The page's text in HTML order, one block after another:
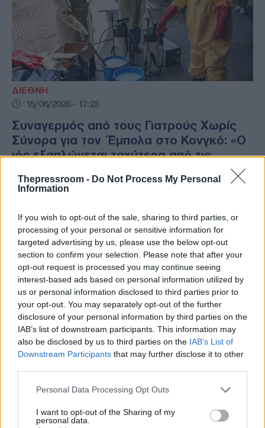
Thepressroom - Do Not Process My Personal
Information
If you wish to opt-out of the sale, sharing to third parties, or
processing of your personal or sensitive information for
targeted advertising by us, please use the below opt-out
section to confirm your selection. Please note that after your
opt-out request is processed you may continue seeing
interest-based ads based on personal information utilized by
us or personal information disclosed to third parties prior to
your opt-out. You may separately opt-out of the further
disclosure of your personal information by third parties on the
IAB’s list of downstream participants. This information may
also be disclosed by us to third parties on the IAB’s List of
Downstream Participants that may further disclose it to other
Please note that this website/app uses one or more Google
not limited to your visit or usage behaviour. You may click to
grant or deny consent to Google and its third-party tags to
Personal Data Processing Opt Outs
I want to opt-out of the Sharing of my
personal data.
ΔΙΕΘΝΗ
15/06/2026 - 17:23
Συναγερμός από τους Γιατρούς Χωρίς
Σύνορα για τον Έμπολα στο Κονγκό: «Ο
ιός εξαπλώνεται ταχύτερα από τις
Επικίνδυνα κενά στην ιχνηλάτηση και
ΔΙΕΘΝΗ
Εφιάλτης δίχως τέλος στο Κονγκό: